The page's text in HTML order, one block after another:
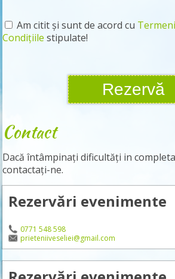
Am citit și sunt de acord cu
Condițiile stipulate!
Contact
Dacă întâmpinați dificultăți in
contactați-ne.
Rezervări evenimente
0771 548 598
prieteniiveseliei@gmail.com